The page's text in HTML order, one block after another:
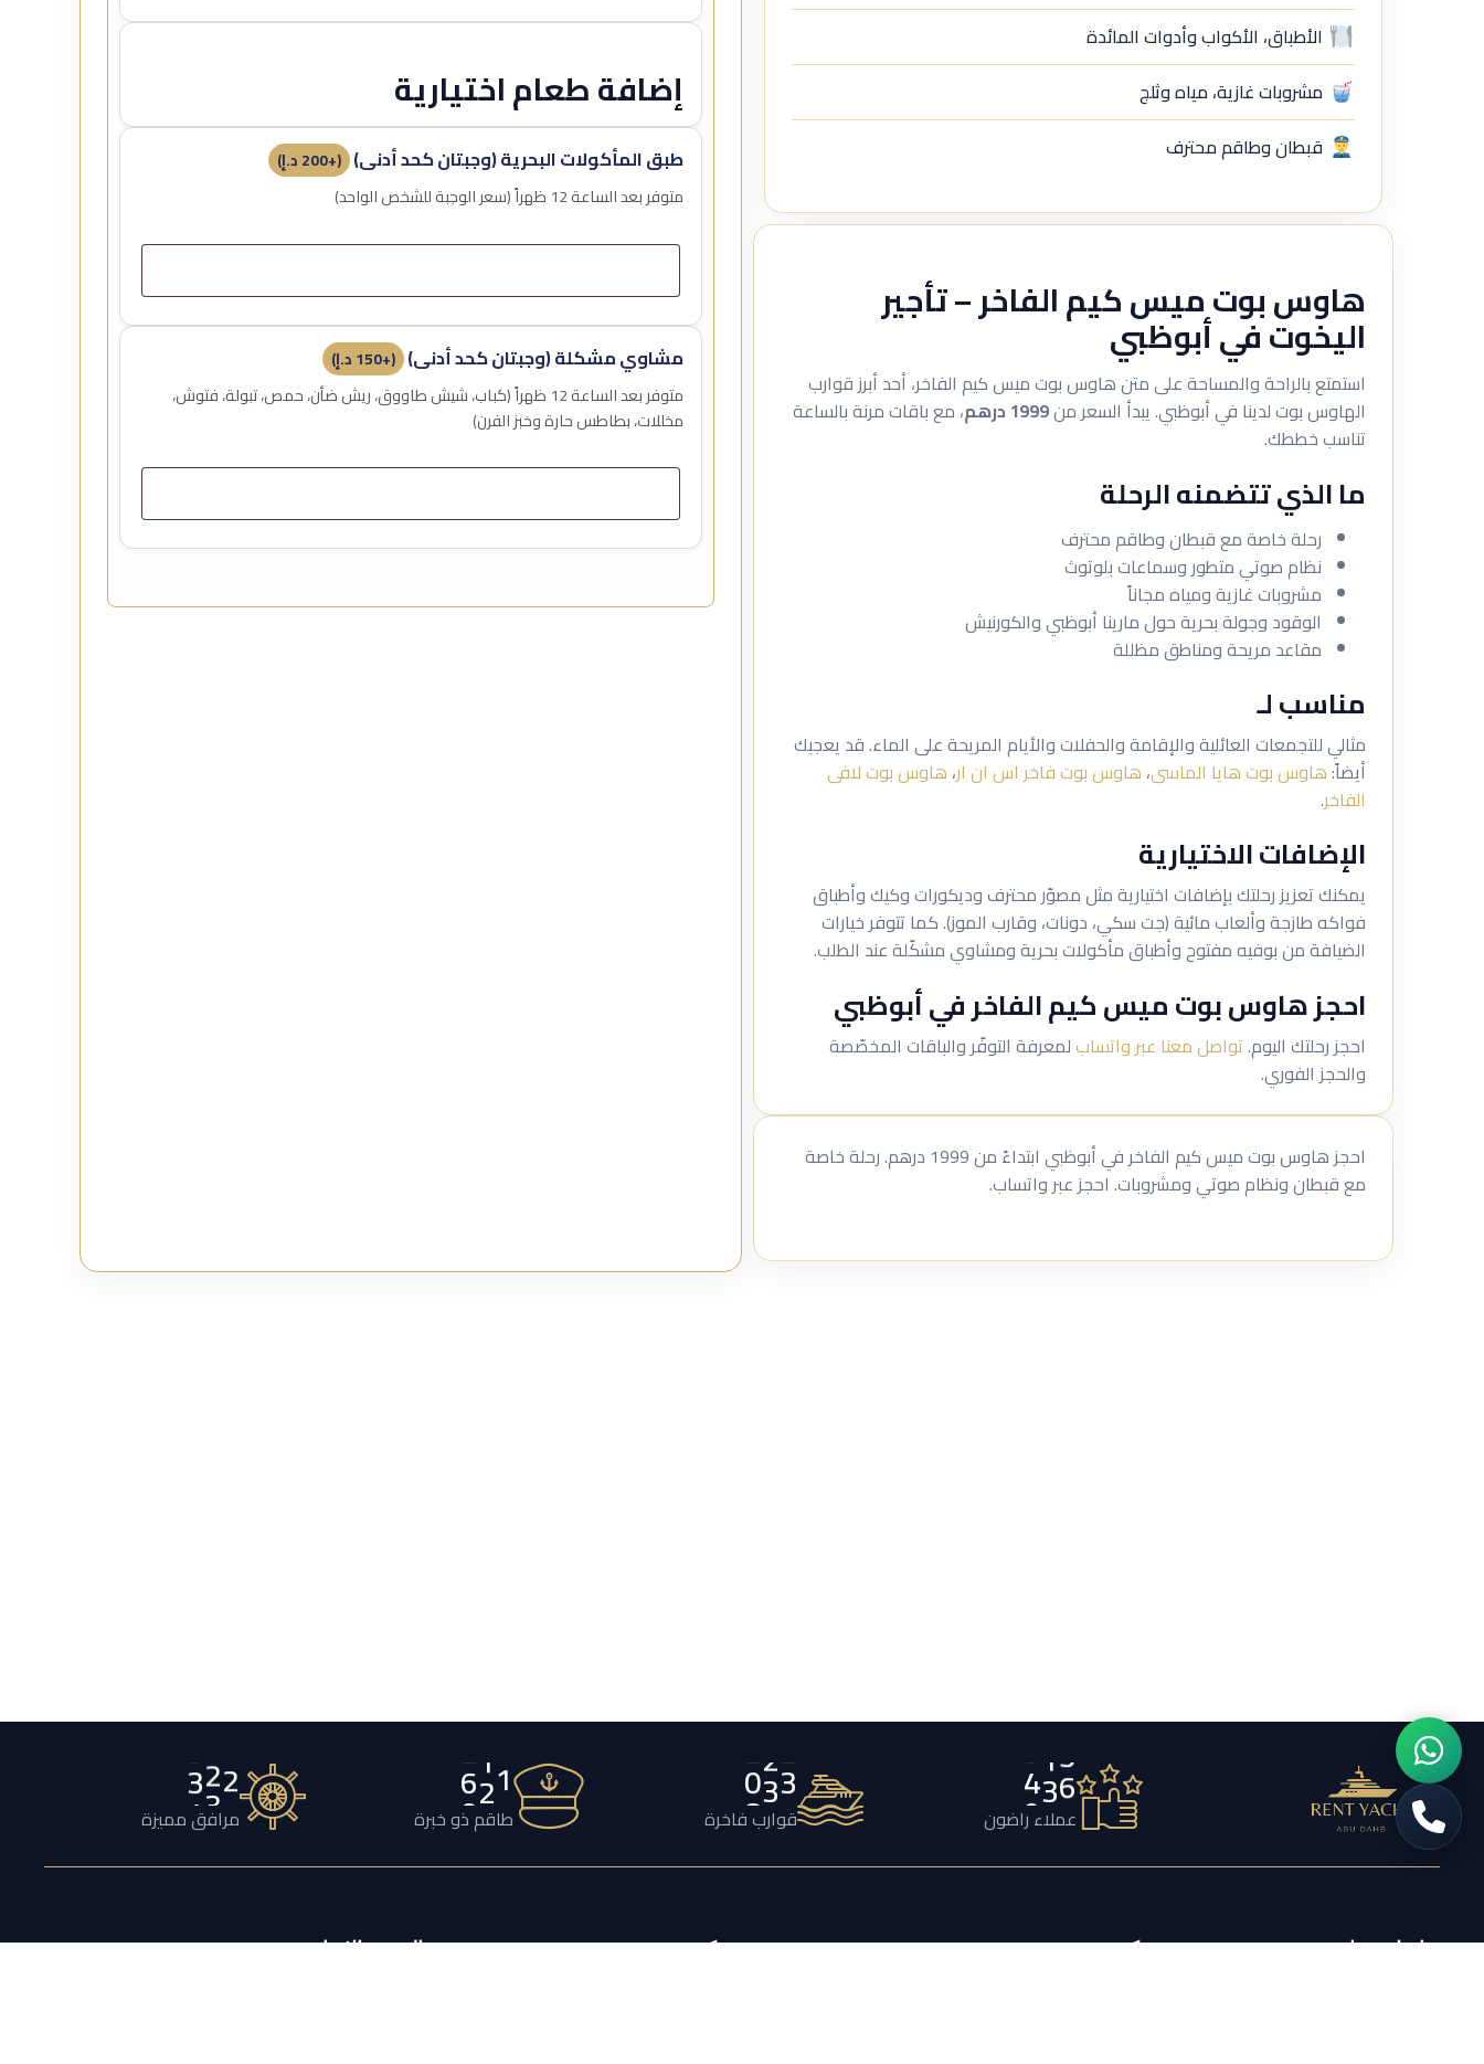
الأطباق، الأكواب وأدوات المائدة
مشروبات غازية، مياه وثلج
قبطان وطاقم محترف
هاوس بوت ميس كيم الفاخر – تأجير
اليخوت في أبوظبي
استمتع بالراحة والمساحة على متن هاوس بوت ميس كيم الفاخر، أحد أبرز قوارب
الهاوس بوت لدينا في أبوظبي. يبدأ السعر من1999 درهم
، مع باقات مرنة بالساعة
تناسب خططك.
ما الذي تتضمنه الرحلة
رحلة خاصة مع قبطان وطاقم محترف
نظام صوتي متطور وسماعات بلوتوث
مشروبات غازية ومياه مجاناً
الوقود وجولة بحرية حول مارينا أبوظبي والكورنيش
مقاعد مريحة ومناطق مظللة
مناسب لـ
مثالي للتجمعات العائلية والإقامة والحفلات والأيام المريحة على الماء. قد يعجبك
أيضاً:هاوس بوت هايا الماسى، هاوس بوت فاخر اس ان ار، هاوس بوت لافى
الفاخر.
الإضافات الاختيارية
يمكنك تعزيز رحلتك بإضافات اختيارية مثل مصوّر محترف وديكورات وكيك وأطباق
فواكه طازجة وألعاب مائية (جت سكي، دونات، وقارب الموز). كما تتوفر خيارات
الضيافة من بوفيه مفتوح وأطباق مأكولات بحرية ومشاوي مشكّلة عند الطلب.
احجز هاوس بوت ميس كيم الفاخر في أبوظبي
احجز رحلتك اليوم.تواصل معنا عبر واتسابلمعرفة التوفّر والباقات المخصّصة
والحجز الفوري.
احجز هاوس بوت ميس كيم الفاخر في أبوظبي ابتداءً من 1999 درهم. رحلة خاصة
مع قبطان ونظام صوتي ومشروبات. احجز عبر واتساب.
إضافة طعام اختيارية
طبق المأكولات البحرية (وجبتان كحد أدنى) (+
200د.إ)
متوفر بعد الساعة 12 ظهراً (سعر الوجبة للشخص الواحد)
مشاوي مشكلة (وجبتان كحد أدنى) (+
150د.إ)
متوفر بعد الساعة 12 ظهراً (كباب، شيش طاووق، ريش ضأن، حمص، تبولة، فتوش،
مخللات، بطاطس حارة وخبز الفرن)
6
5
7
عملاء راضون
3
4
2
قوارب فاخرة
1
2
0
طاقم ذو خبرة
2
3
1
مرافق مميزة
تواصل معنا شركة يكتشف النشرة الإخبارية